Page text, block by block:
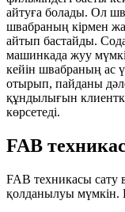
айтуға болады. Ол
швабраның кірмен
айтып бастайды.
машинкада жуу
кейін швабраның ас
отырып, пайданы
құндылығын клиентке
көрсетеді.
FAB
FAB техникасы сату
қолданылуы мүмкін.